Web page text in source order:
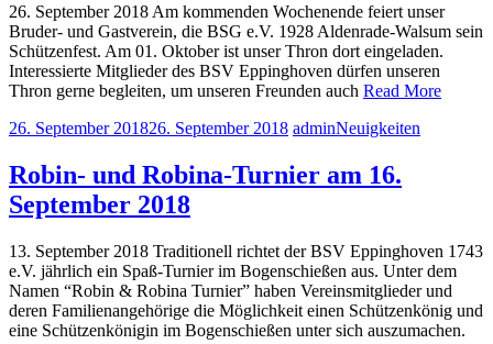
26. September 2018 Am kommenden Wochenende feiert unser
Bruder- und Gastverein, die BSG e.V. 1928 Aldenrade-Walsum sein
Schützenfest. Am 01. Oktober ist unser Thron dort eingeladen.
Interessierte Mitglieder des BSV Eppinghoven dürfen unseren
Thron gerne begleiten, um unseren Freunden auch Read More
26. September 201826. September 2018 adminNeuigkeiten
Robin- und Robina-Turnier am 16.
September 2018
13. September 2018 Traditionell richtet der BSV Eppinghoven 1743
e.V. jährlich ein Spaß-Turnier im Bogenschießen aus. Unter dem
Namen “Robin & Robina Turnier” haben Vereinsmitglieder und
deren Familienangehörige die Möglichkeit einen Schützenkönig und
eine Schützenkönigin im Bogenschießen unter sich auszumachen.